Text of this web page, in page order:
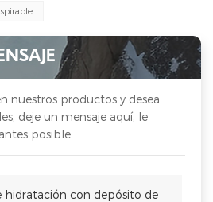
nuestros productos y desea
deje un mensaje aquí, le
posible.
hidratación con depósito de